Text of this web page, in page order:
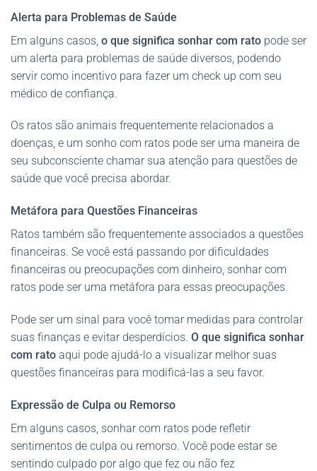
Alerta para Problemas de Saúde
Em alguns casos, o que significa sonhar com rato pode ser
um alerta para problemas de saúde diversos, podendo
servir como incentivo para fazer um check up com seu
médico de confiança.
Os ratos são animais frequentemente relacionados a
doenças, e um sonho com ratos pode ser uma maneira de
seu subconsciente chamar sua atenção para questões de
saúde que você precisa abordar.
Metáfora para Questões Financeiras
Ratos também são frequentemente associados a questões
financeiras. Se você está passando por dificuldades
financeiras ou preocupações com dinheiro, sonhar com
ratos pode ser uma metáfora para essas preocupações.
Pode ser um sinal para você tomar medidas para controlar
suas finanças e evitar desperdícios. O que significa sonhar
com rato aqui pode ajudá-lo a visualizar melhor suas
questões financeiras para modificá-las a seu favor.
Expressão de Culpa ou Remorso
Em alguns casos, sonhar com ratos pode refletir
sentimentos de culpa ou remorso. Você pode estar se
sentindo culpado por algo que fez ou não fez